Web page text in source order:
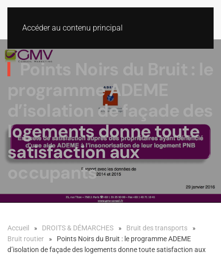
Accéder au contenu principal
Points Noirs du Bruit : le
programme ADEME
d’isolation de façade des
logements donne toute
satisfaction aux
occupants
Accueil DROITS & DÉMARCHES
Bruit des transports
Bruit routier
Points Noirs du Bruit : le programme ADEME
d’isolation de façade des logements donne toute satisfaction aux